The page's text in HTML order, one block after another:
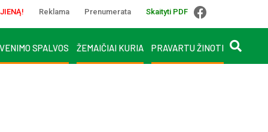
Reklama Prenumerata Skaityti PDF
SPALVOS ŽEMAIČIAI KURIA PRAVARTU ŽINOTI